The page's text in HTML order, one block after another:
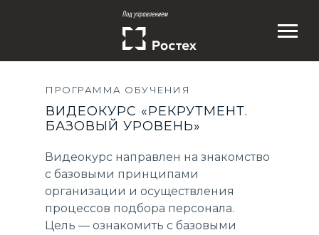
Видеокурс направлен на знакомство
с базовыми принципами
организации и осуществления
процессов подбора персонала.
Цель — ознакомить с базовыми
ВИДЕОКУРС «РЕКРУТМЕНТ.
БАЗОВЫЙ УРОВЕНЬ»
ПРОГРАММА ОБУЧЕНИЯ